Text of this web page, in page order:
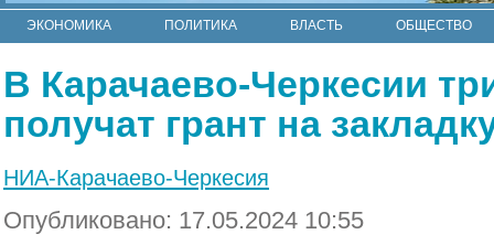
ЭКОНОМИКА ПОЛИТИКА ВЛАСТЬ
ОБЩЕСТВО
В Карачаево-Черкесии
получат грант на
НИА-Карачаево-Черкесия
Опубликовано: 17.05.2024 10:55